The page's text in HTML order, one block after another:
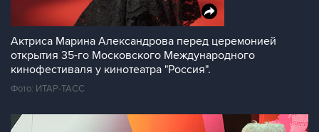
Актриса Марина Александрова перед церемонией
открытия 35-го Московского Международного
кинофестиваля у кинотеатра "Россия".
Фото: ИТАР-ТАСС